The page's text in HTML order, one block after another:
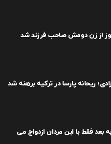
از زن دومش صاحب فرزند شد
ریحانه پارسا در ترکیه برهنه شد
بعد فقط با این مردان ازدواج می